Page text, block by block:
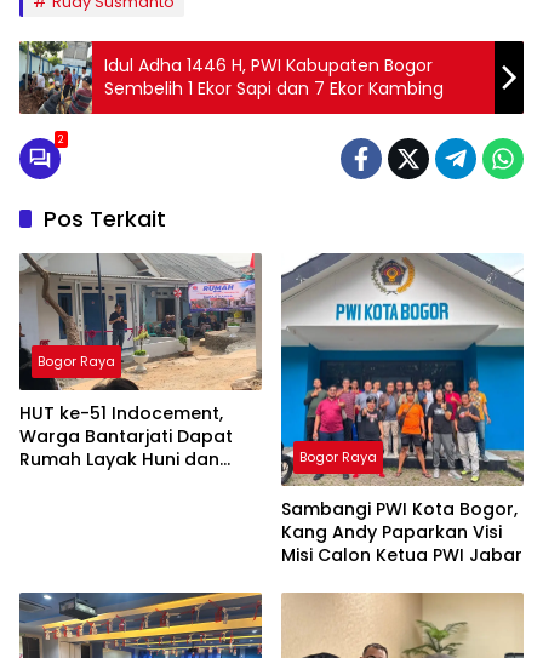
Idul Adha 1446 H, PWI Kabupaten Bogor
Sembelih 1 Ekor Sapi dan 7 Ekor Kambing
2
Pos Terkait
Bogor Raya
HUT ke-51 Indocement,
Warga Bantarjati Dapat
Rumah Layak Huni dan
Bogor Raya
Sambangi PWI Kota Bogor,
Kang Andy Paparkan Visi
Misi Calon Ketua PWI Jabar